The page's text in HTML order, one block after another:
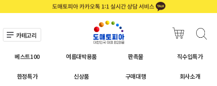
카테고리
베스트100 여름대박용품 판촉물 직수입특가
한정특가 신상품 구매대행 회사소개